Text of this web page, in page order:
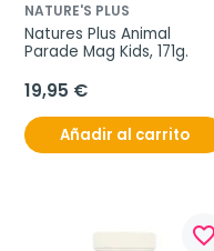
NATURE'S PLUS
Natures Plus Animal
Parade Mag Kids, 171g.
19,95 €
Añadir al carrito
favorite_border